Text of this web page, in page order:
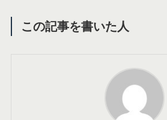
この記事を書いた人